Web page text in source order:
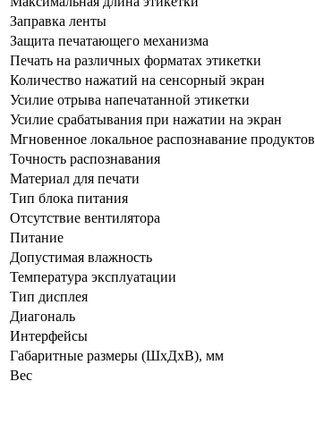
Заправка ленты
Защита печатающего механизма
Печать на различных форматах этикетки
Количество нажатий на сенсорный экран
Усилие отрыва напечатанной этикетки
Усилие срабатывания при нажатии на экран
Мгновенное локальное распознавание продуктов
Точность распознавания
Материал для печати
Тип блока питания
Отсутствие вентилятора
Питание
Допустимая влажность
Температура эксплуатации
Тип дисплея
Диагональ
Интерфейсы
Габаритные размеры (ШхДхВ), мм
Вес